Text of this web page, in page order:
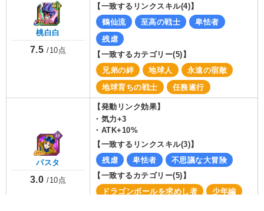
桃白白
7.5 /10点
【一致するリンクスキル(4)】
鶴仙流
至高の戦士
卑怯者
残虐
【一致するカテゴリー(5)】
兄弟の絆
地球人
永遠の宿敵
地球育ちの戦士
任務遂行
パスタ
3.0 /10点
【発動リンク効果】
・ 気力+3
・ ATK+10%
【一致するリンクスキル(3)】
残虐
卑怯者
不思議な大冒険
【一致するカテゴリー(5)】
ドラゴンボールを求めし者
少年編